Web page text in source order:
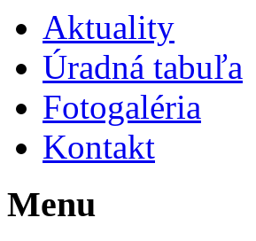
Aktuality
Úradná tabuľa
Fotogaléria
Kontakt
Menu